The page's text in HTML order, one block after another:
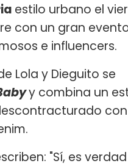
estilo urbano el
con un gran
e influencers.
Lola y Dieguito se
y combina un
"Sí, es